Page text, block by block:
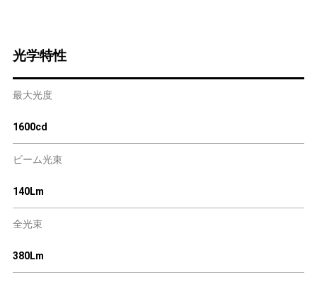
光学特性
最大光度
1600cd
ビーム光束
140Lm
全光束
380Lm